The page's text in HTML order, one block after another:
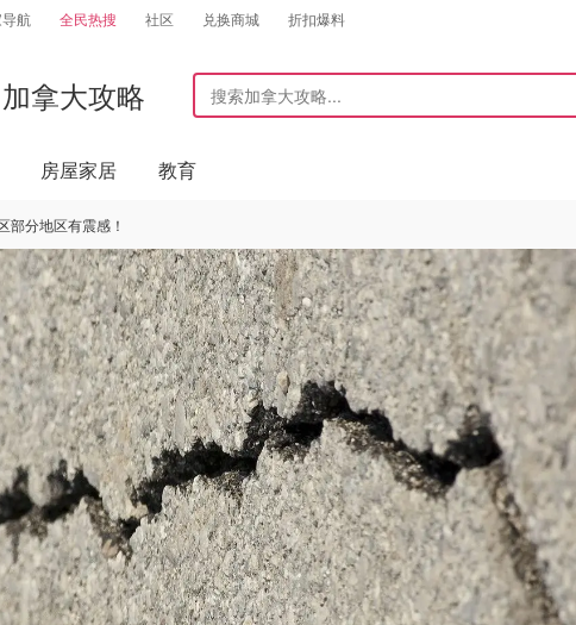
航 全民热搜 社区 兑换商城 折扣爆料
加拿大攻略
房屋家居 教育
部分地区有震感！